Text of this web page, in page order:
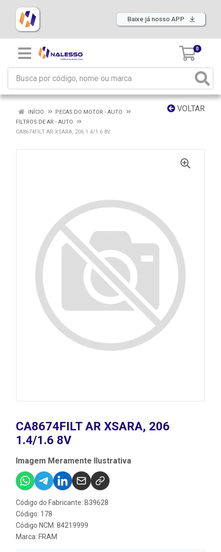
Baixe já nosso APP
0
VOLTAR
INÍCIO
PECAS DO MOTOR - AUTO
FILTROS DE AR - AUTO
CA8674FILT AR XSARA, 206 1.4/1.6 8V
CA8674FILT AR XSARA, 206
1.4/1.6 8V
Imagem Meramente Ilustrativa
Código do Fabricante: B39628
Código: 178
Código NCM: 84219999
Marca: FRAM